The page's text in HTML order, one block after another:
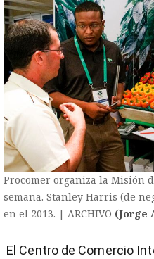
Procomer organiza la Misión
semana. Stanley Harris (de
en el 2013. | ARCHIVO (Jorge
El Centro de Comercio